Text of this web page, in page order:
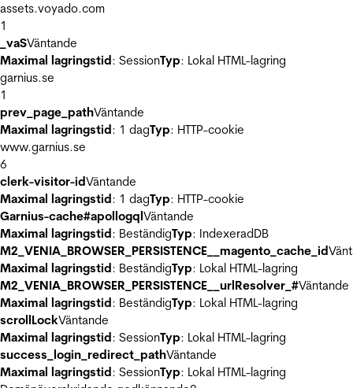
assets.voyado.com
1
_vaSVäntande
Maximal lagringstid: SessionTyp: Lokal HTML-lagring
garnius.se
1
prev_page_pathVäntande
Maximal lagringstid: 1 dagTyp: HTTP-cookie
www.garnius.se
6
clerk-visitor-idVäntande
Maximal lagringstid: 1 dagTyp: HTTP-cookie
Garnius-cache#apollogqlVäntande
Maximal lagringstid: BeständigTyp: IndexeradDB
M2_VENIA_BROWSER_PERSISTENCE__magento_cache_id
Maximal lagringstid: BeständigTyp: Lokal HTML-lagring
M2_VENIA_BROWSER_PERSISTENCE__urlResolver_#Väntande
Maximal lagringstid: BeständigTyp: Lokal HTML-lagring
scrollLockVäntande
Maximal lagringstid: SessionTyp: Lokal HTML-lagring
success_login_redirect_pathVäntande
Maximal lagringstid: SessionTyp: Lokal HTML-lagring